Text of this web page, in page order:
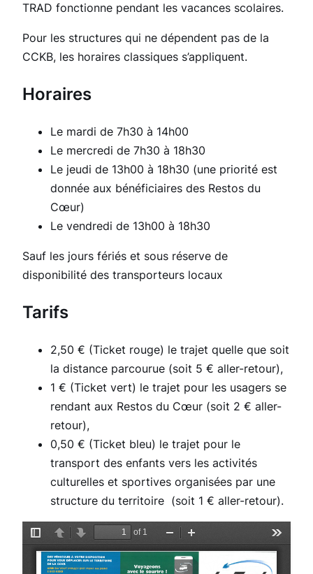
TRAD fonctionne pendant les vacances scolaires.
Pour les structures qui ne dépendent pas de la
CCKB, les horaires classiques s’appliquent.
Horaires
Le mardi de 7h30 à 14h00
Le mercredi de 7h30 à 18h30
Le jeudi de 13h00 à 18h30 (une priorité est
donnée aux bénéficiaires des Restos du
Cœur)
Le vendredi de 13h00 à 18h30
Sauf les jours fériés et sous réserve de
disponibilité des transporteurs locaux
Tarifs
2,50 € (Ticket rouge) le trajet quelle que soit
la distance parcourue (soit 5 € aller-retour),
1 € (Ticket vert) le trajet pour les usagers se
rendant aux Restos du Cœur (soit 2 € aller-
retour),
0,50 € (Ticket bleu) le trajet pour le
transport des enfants vers les activités
culturelles et sportives organisées par une
structure du territoire (soit 1 € aller-retour).